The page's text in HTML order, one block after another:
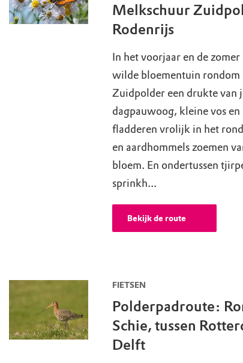
Melkschuur
Rodenrijs
In het voorjaar en de zomer
wilde bloementuin
Zuidpolder een drukte van
dagpauwoog, kleine vos
fladderen vrolijk in het
en aardhommels zoemen
bloem. En ondertussen
sprinkh...
Bekijk de route
FIETSEN
Polderpadroute:
Schie, tussen
Delft